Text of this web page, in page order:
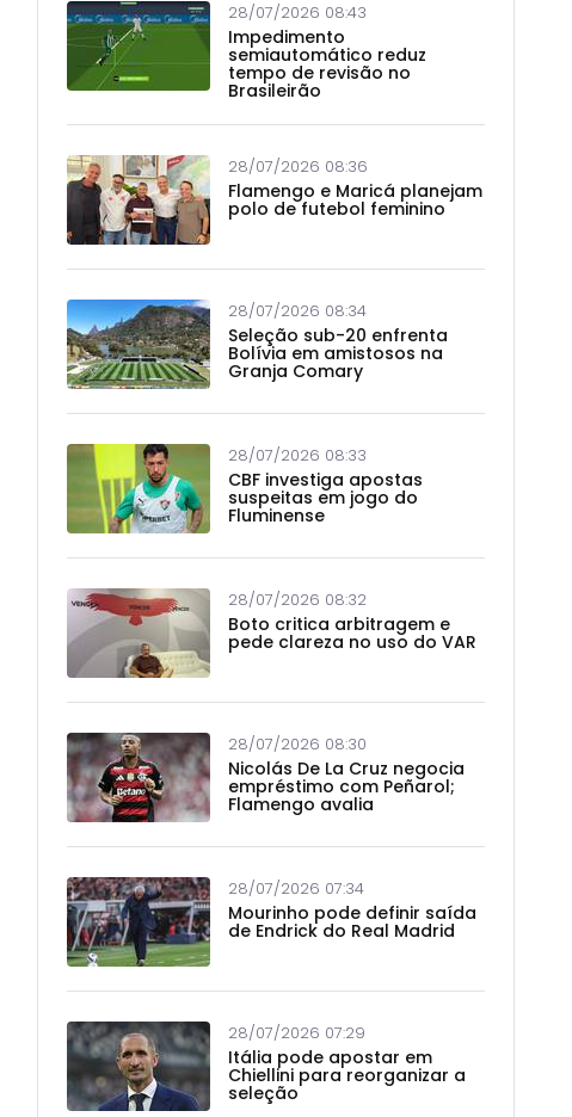
28/07/2026 08:43
Impedimento
semiautomático reduz
tempo de revisão no
Brasileirão
28/07/2026 08:36
Flamengo e Maricá planejam
polo de futebol feminino
28/07/2026 08:34
Seleção sub-20 enfrenta
Bolívia em amistosos na
Granja Comary
28/07/2026 08:33
CBF investiga apostas
suspeitas em jogo do
Fluminense
28/07/2026 08:32
Boto critica arbitragem e
pede clareza no uso do VAR
28/07/2026 08:30
Nicolás De La Cruz negocia
empréstimo com Peñarol;
Flamengo avalia
28/07/2026 07:34
Mourinho pode definir saída
de Endrick do Real Madrid
28/07/2026 07:29
Itália pode apostar em
Chiellini para reorganizar a
seleção